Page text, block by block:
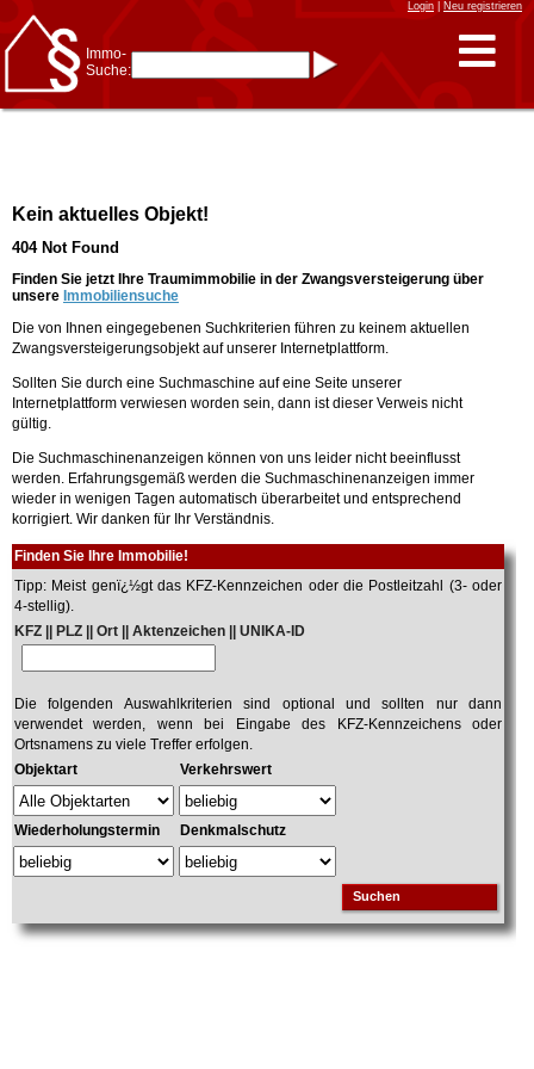
Login| Neu registrieren
Immo-
Suche:
* Suche verfeinern durch
Kombinieren
Frankfurt/Oder
am Main
Immobiliensuche
nach Kreis
nach Amtsgericht
Kein aktuelles Objekt!
404 Not Found
Finden Sie jetzt Ihre Traumimmobilie in der Zwangsversteigerung über
unsere Immobiliensuche
Die von Ihnen eingegebenen Suchkriterien führen zu keinem aktuellen
Zwangsversteigerungsobjekt auf unserer Internetplattform.
Sollten Sie durch eine Suchmaschine auf eine Seite unserer
Internetplattform verwiesen worden sein, dann ist dieser Verweis nicht
gültig.
Die Suchmaschinenanzeigen können von uns leider nicht beeinflusst
werden. Erfahrungsgemäß werden die Suchmaschinenanzeigen immer
wieder in wenigen Tagen automatisch überarbeitet und entsprechend
korrigiert. Wir danken für Ihr Verständnis.
Finden Sie Ihre Immobilie!
Tipp: Meist genï¿½gt das KFZ-Kennzeichen oder die Postleitzahl (3- oder
4-stellig).
KFZ || PLZ || Ort || Aktenzeichen || UNIKA-ID
Die folgenden Auswahlkriterien sind optional und sollten nur dann
verwendet werden, wenn bei Eingabe des KFZ-Kennzeichens oder
Ortsnamens zu viele Treffer erfolgen.
Objektart
Verkehrswert
Wiederholungstermin Denkmalschutz
Suchen